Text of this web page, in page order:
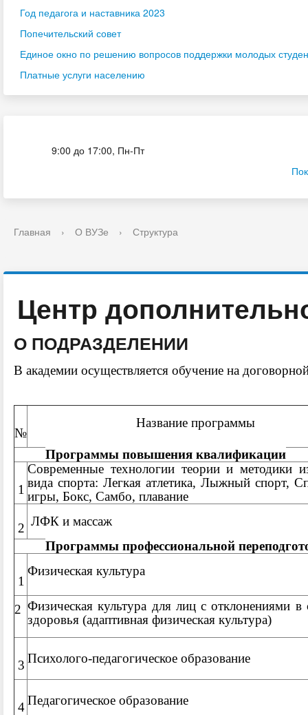
Год педагога и наставника 2023
Попечительский совет
Единое окно по решению вопросов поддержки молодых
Платные услуги населению
9:00 до 17:00, Пн-Пт
Главная › О ВУЗе › Структура
Центр
О ПОДРАЗДЕЛЕНИИ
В академии осуществляется обучение на
№
Название программы
Программы повышения квалификации
1
Современные технологии теории и методики
вида спорта: Легкая атлетика, Лыжный спорт,
игры, Бокс, Самбо, плавание
2 ЛФК и массаж
Программы профессиональной
1
Физическая культура
2 Физическая культура для лиц с отклонениями в
здоровья (адаптивная физическая культура)
3 Психолого-педагогическое образование
4Педагогическое образование